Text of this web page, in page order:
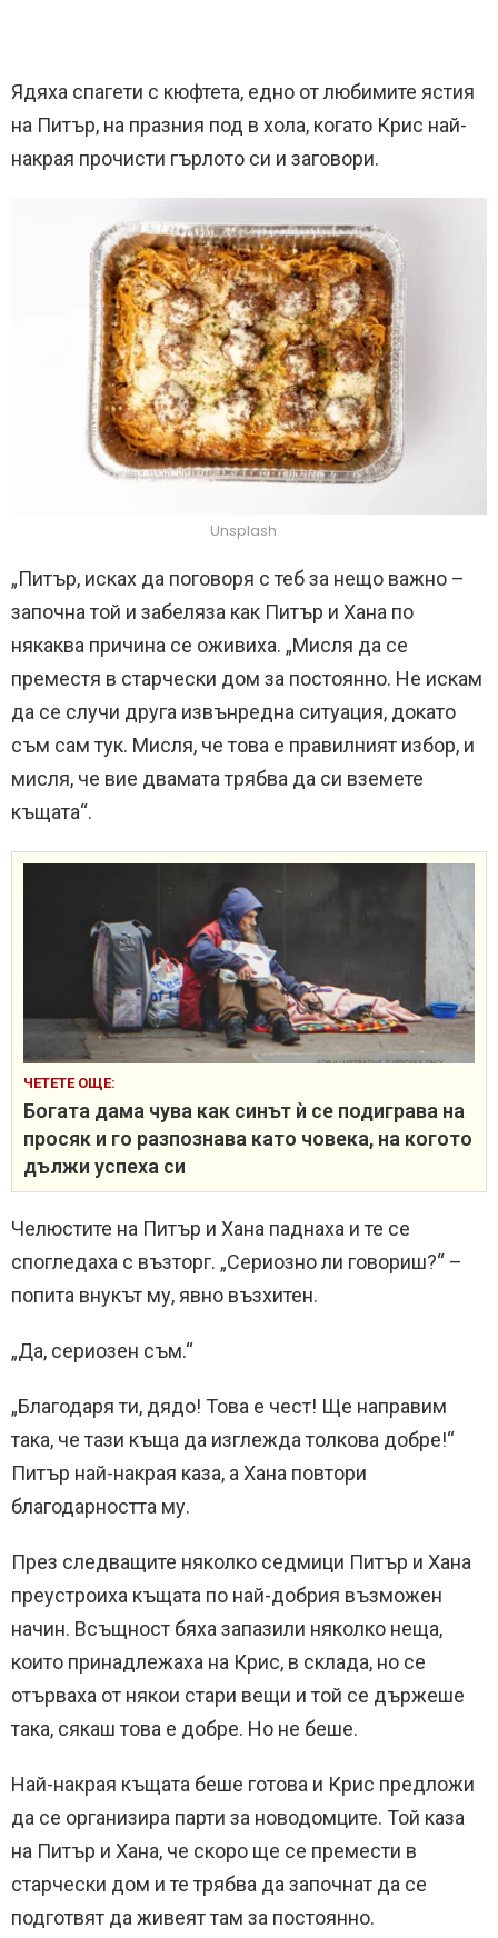
Ядяха спагети с кюфтета, едно от любимите ястия
на Питър, на празния под в хола, когато Крис най-
накрая прочисти гърлото си и заговори.
Unsplash
„Питър, исках да поговоря с теб за нещо важно –
започна той и забеляза как Питър и Хана по
някаква причина се оживиха. „Мисля да се
преместя в старчески дом за постоянно. Не искам
да се случи друга извънредна ситуация, докато
съм сам тук. Мисля, че това е правилният избор, и
мисля, че вие двамата трябва да си вземете
къщата“.
ЧЕТЕТЕ ОЩЕ:
Богата дама чува как синът ѝ се подиграва на
просяк и го разпознава като човека, на когото
дължи успеха си
Челюстите на Питър и Хана паднаха и те се
спогледаха с възторг. „Сериозно ли говориш?“ –
попита внукът му, явно възхитен.
„Да, сериозен съм.“
„Благодаря ти, дядо! Това е чест! Ще направим
така, че тази къща да изглежда толкова добре!“
Питър най-накрая каза, а Хана повтори
благодарността му.
През следващите няколко седмици Питър и Хана
преустроиха къщата по най-добрия възможен
начин. Всъщност бяха запазили няколко неща,
които принадлежаха на Крис, в склада, но се
отърваха от някои стари вещи и той се държеше
така, сякаш това е добре. Но не беше.
Най-накрая къщата беше готова и Крис предложи
да се организира парти за новодомците. Той каза
на Питър и Хана, че скоро ще се премести в
старчески дом и те трябва да започнат да се
подготвят да живеят там за постоянно.